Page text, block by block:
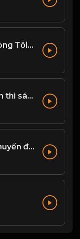
Ánh Trăng Nói Hộ Lòng Tôi - Đặng Lệ Quân
Tâm như bàn cờ, tĩnh thì sáng - loạn thì mê! & Đạo
Cuộc đời là những chuyến đi, chỉ có buông bỏ mới có thể tiến xa hơn! & Đạo